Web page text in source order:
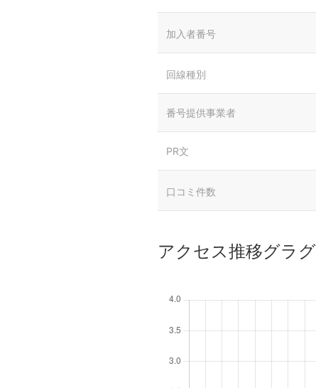
加入者番号
回線種別
番号提供事業者
PR文
口コミ件数
アクセス推移グラグ